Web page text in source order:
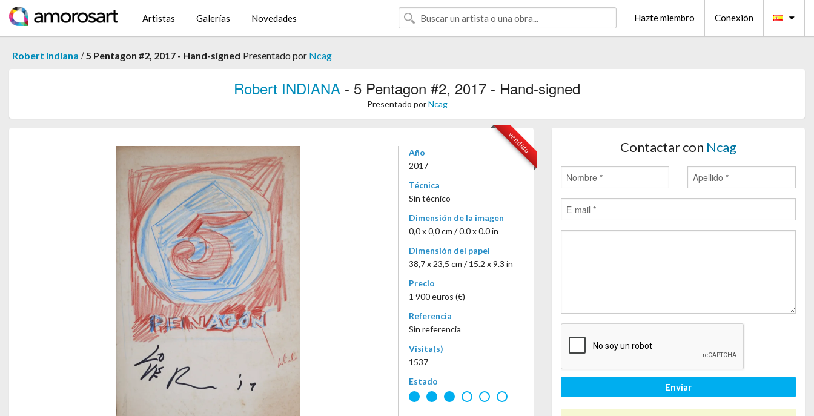
Artistas Galerías Novedades Hazte miembro Conexión
Robert Indiana /5 Pentagon #2, 2017 - Hand-signed Presentado por Ncag
Robert INDIANA - 5 Pentagon #2, 2017 - Hand-signed
Presentado porNcag
vendido
Año
2017
Técnica
Sin técnico
Dimensión de la imagen
0,0 x 0,0 cm / 0.0 x 0.0 in
Dimensión del papel
38,7 x 23,5 cm / 15.2 x 9.3 in
Precio
1 900 euros (€)
Referencia
Sin referencia
Visita(s)
1537
Estado
Contactar con Ncag
Enviar